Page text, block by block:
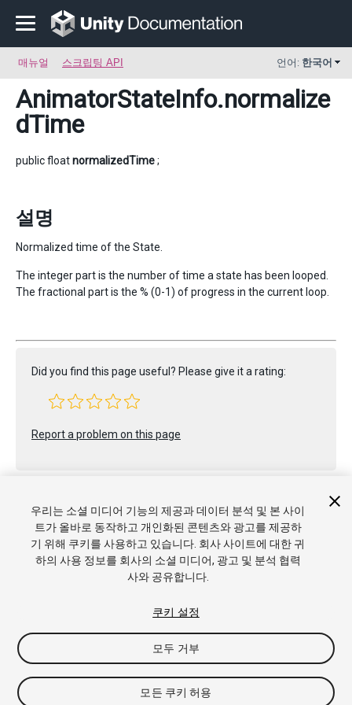
매뉴얼 스크립팅 API 언어: 한국어
AnimatorStateInfo.normalize
dTime
public floatnormalizedTime;
설명
Normalized time of the State.
The integer part is the number of time a state has been looped.
The fractional part is the % (0-1) of progress in the current loop.
Did you find this page useful? Please give it a rating:
Report a problem on this page
Copyright © 2021 Unity Technologies. Publication 2021.2
커뮤니티 답변 기술 자료
우리는 소셜 미디어 기능의 제공과 데이터 분석 및 본 사이
트가 올바로 동작하고 개인화된 콘텐츠와 광고를 제공하
기 위해 쿠키를 사용하고 있습니다. 회사 사이트에 대한 귀
하의 사용 정보를 회사의 소셜 미디어, 광고 및 분석 협력
사와 공유합니다.
쿠키 설정
모두 거부
모든 쿠키 허용